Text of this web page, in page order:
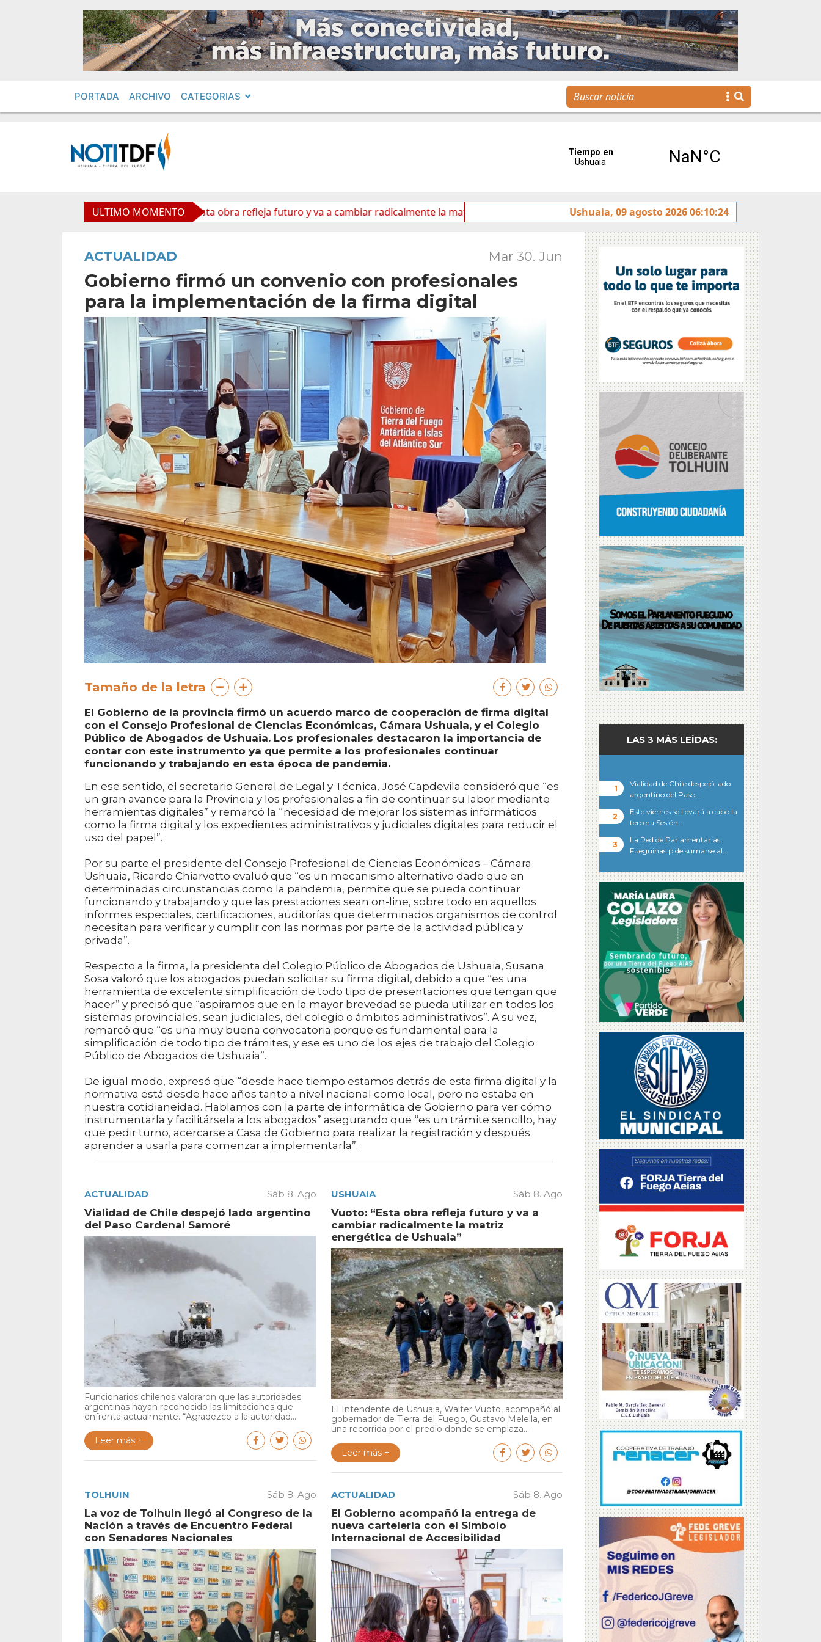
PORTADA ARCHIVO CATEGORIAS
ULTIMO MOMENTO
Vuoto: “Esta obra refleja futuro y va a cambiar radicalmente la matriz energética de Ushuaia” La voz de Tolhuin llegó al Congreso de la Nación a
Ushuaia, 09 agosto 2026 06:10:24
ACTUALIDAD Mar 30. Jun
Gobierno firmó un convenio con profesionales
para la implementación de la firma digital
Tamaño de la letra
El Gobierno de la provincia firmó un acuerdo marco de cooperación de firma digital
con el Consejo Profesional de Ciencias Económicas, Cámara Ushuaia, y el Colegio
Público de Abogados de Ushuaia. Los profesionales destacaron la importancia de
contar con este instrumento ya que permite a los profesionales continuar
funcionando y trabajando en esta época de pandemia.
En ese sentido, el secretario General de Legal y Técnica, José Capdevila consideró que “es
un gran avance para la Provincia y los profesionales a fin de continuar su labor mediante
herramientas digitales” y remarcó la “necesidad de mejorar los sistemas informáticos
como la firma digital y los expedientes administrativos y judiciales digitales para reducir el
uso del papel”.
Por su parte el presidente del Consejo Profesional de Ciencias Económicas – Cámara
Ushuaia, Ricardo Chiarvetto evaluó que “es un mecanismo alternativo dado que en
determinadas circunstancias como la pandemia, permite que se pueda continuar
funcionando y trabajando y que las prestaciones sean on-line, sobre todo en aquellos
informes especiales, certificaciones, auditorías que determinados organismos de control
necesitan para verificar y cumplir con las normas por parte de la actividad pública y
privada”.
Respecto a la firma, la presidenta del Colegio Público de Abogados de Ushuaia, Susana
Sosa valoró que los abogados puedan solicitar su firma digital, debido a que “es una
herramienta de excelente simplificación de todo tipo de presentaciones que tengan que
hacer” y precisó que “aspiramos que en la mayor brevedad se pueda utilizar en todos los
sistemas provinciales, sean judiciales, del colegio o ámbitos administrativos”. A su vez,
remarcó que “es una muy buena convocatoria porque es fundamental para la
simplificación de todo tipo de trámites, y ese es uno de los ejes de trabajo del Colegio
Público de Abogados de Ushuaia”.
De igual modo, expresó que “desde hace tiempo estamos detrás de esta firma digital y la
normativa está desde hace años tanto a nivel nacional como local, pero no estaba en
nuestra cotidianeidad. Hablamos con la parte de informática de Gobierno para ver cómo
instrumentarla y facilitársela a los abogados” asegurando que “es un trámite sencillo, hay
que pedir turno, acercarse a Casa de Gobierno para realizar la registración y después
aprender a usarla para comenzar a implementarla”.
ACTUALIDAD Sáb 8. Ago
Vialidad de Chile despejó lado argentino
del Paso Cardenal Samoré
Funcionarios chilenos valoraron que las autoridades
argentinas hayan reconocido las limitaciones que
enfrenta actualmente. “Agradezco a la autoridad...
Leer más +
USHUAIA Sáb 8. Ago
Vuoto: “Esta obra refleja futuro y va a
cambiar radicalmente la matriz
energética de Ushuaia”
El Intendente de Ushuaia, Walter Vuoto, acompañó al
gobernador de Tierra del Fuego, Gustavo Melella, en
una recorrida por el predio donde se emplaza...
Leer más +
TOLHUIN Sáb 8. Ago
La voz de Tolhuin llegó al Congreso de la
Nación a través de Encuentro Federal
con Senadores Nacionales
ACTUALIDAD Sáb 8. Ago
El Gobierno acompañó la entrega de
nueva cartelería con el Símbolo
Internacional de Accesibilidad
LAS 3 MÁS LEÍDAS:
Vialidad de Chile despejó lado
argentino del Paso…
Este viernes se llevará a cabo la
tercera Sesión…
La Red de Parlamentarias
Fueguinas pide sumarse al…